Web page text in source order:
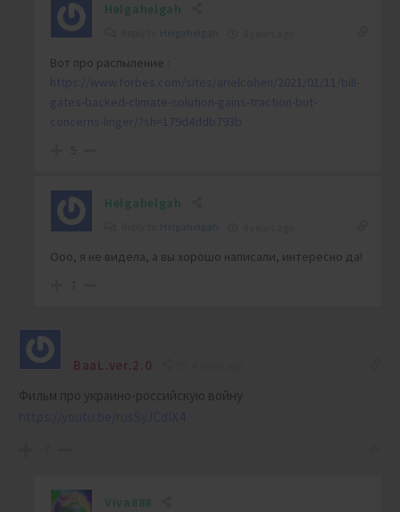
Helgahelgah
Helgahelgah
Вот про распыление :
https://www.forbes.com/sites/arielcohen/2021/01/11/bill-
gates-backed-climate-solution-gains-traction-but-
concerns-linger/?sh=179d4ddb793b
5
Helgahelgah
Helgahelgah
Ооо, я не видела, а вы хорошо написали, интересно да!
7
BaaL.ver.2.0
Фильм про украино-российскую войну
Viva888